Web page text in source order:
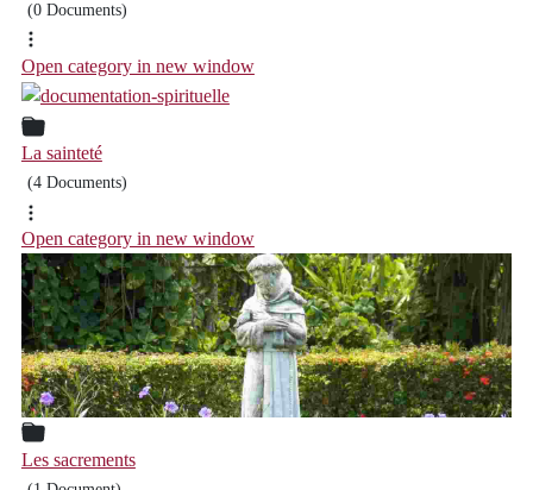
(0 Documents)
Open category in new window
La sainteté
(4 Documents)
Open category in new window
Les sacrements